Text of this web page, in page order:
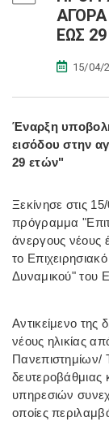
ΑΓΟΡΑ
ΕΩΣ
15/04/
Έναρξη
εισόδου στην
29 ετών"
Ξεκίνησε στις
πρόγραμμα
άνεργους νέους
το
Δυναμικού" του
Αντικείμενο
νέους ηλικίας
Πανεπιστημίων/
δευτεροβάθμιας
υπηρεσιών
οποίες